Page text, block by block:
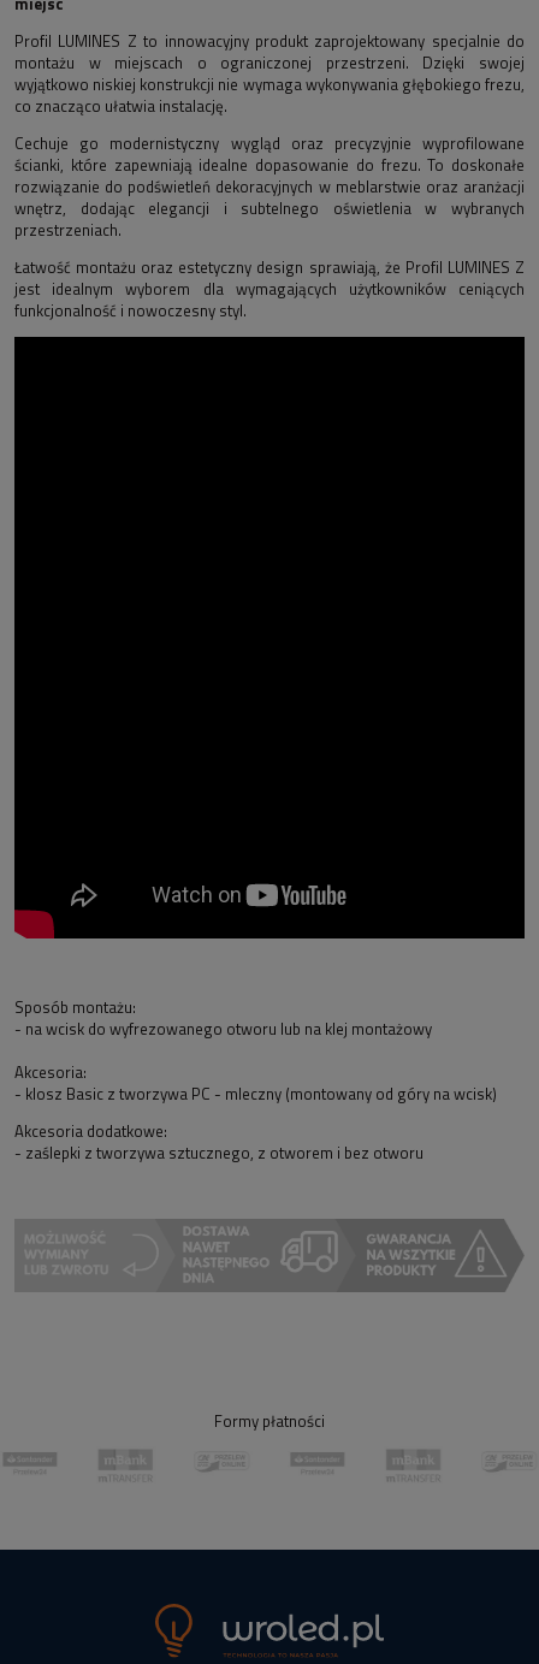
Profil LUMINES Z to innowacyjny produkt zaprojektowany specjalnie do
montażu w miejscach o ograniczonej przestrzeni. Dzięki swojej
wyjątkowo niskiej konstrukcji nie wymaga wykonywania głębokiego frezu,
co znacząco ułatwia instalację.
Cechuje go modernistyczny wygląd oraz precyzyjnie wyprofilowane
ścianki, które zapewniają idealne dopasowanie do frezu. To doskonałe
rozwiązanie do podświetleń dekoracyjnych w meblarstwie oraz aranżacji
wnętrz, dodając elegancji i subtelnego oświetlenia w wybranych
przestrzeniach.
Łatwość montażu oraz estetyczny design sprawiają, że Profil LUMINES Z
jest idealnym wyborem dla wymagających użytkowników ceniących
funkcjonalność i nowoczesny styl.
Sposób montażu:
- na wcisk do wyfrezowanego otworu lub na klej montażowy
Akcesoria:
- klosz Basic z tworzywa PC - mleczny (montowany od góry na wcisk)
Akcesoria dodatkowe:
- zaślepki z tworzywa sztucznego, z otworem i bez otworu
Formy płatności